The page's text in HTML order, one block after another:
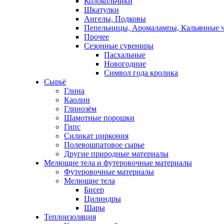
Шкатулки
Ангелы, Подковы
Пепельницы, Аромалампы, Кальянные
Прочее
Сезонные сувениры
Пасхальные
Новогодние
Символ года кролика
Сырьё
Глина
Каолин
Глинозём
Шамотные порошки
Гипс
Силикат циркония
Полевошпатовое сырье
Другие природные материалы
Мелющие тела и футеровочные материалы
Футеровочные материалы
Мелющие тела
Бисер
Цилиндры
Шары
Теплоизоляция